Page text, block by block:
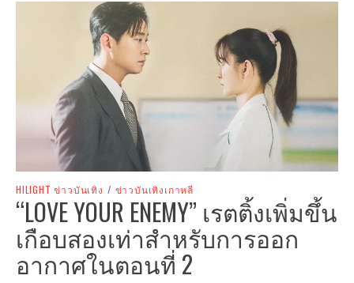
HILIGHT ข่าวบันเทิง / ข่าวบันเทิงเกาหลี
“LOVE YOUR ENEMY” เรตติ้งเพิ่มขึ้น
เกือบสองเท่าสำหรับการออก
อากาศในตอนที่ 2